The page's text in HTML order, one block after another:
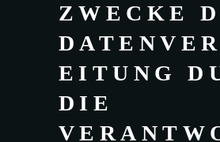
ZWECKE
EITUNG
DIE